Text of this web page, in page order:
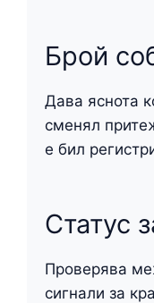
Брой
Дава яснота
сменял
е бил
Статус
Проверява
сигнали за